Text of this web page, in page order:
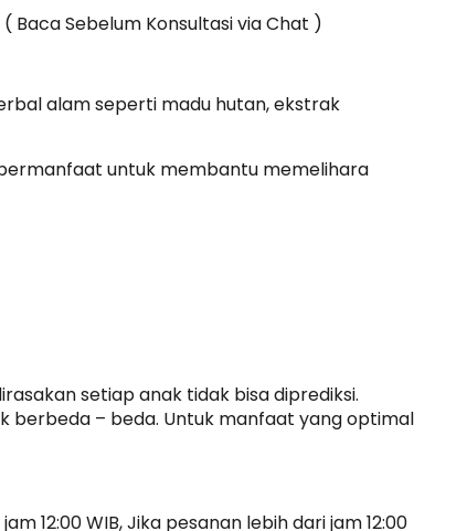
( Baca Sebelum Konsultasi via Chat )
alam seperti madu hutan, ekstrak
untuk membantu memelihara
setiap anak tidak bisa diprediksi.
berbeda – beda. Untuk manfaat yang optimal
12:00 WIB, Jika pesanan lebih dari jam 12:00